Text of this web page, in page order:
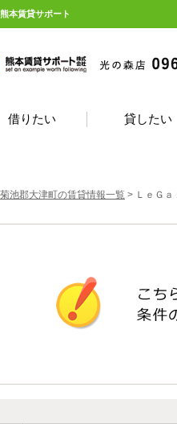
本賃貸サポート
借りたい 貸したい
菊池郡大津町の賃貸情報一覧 > ＬｅＧ